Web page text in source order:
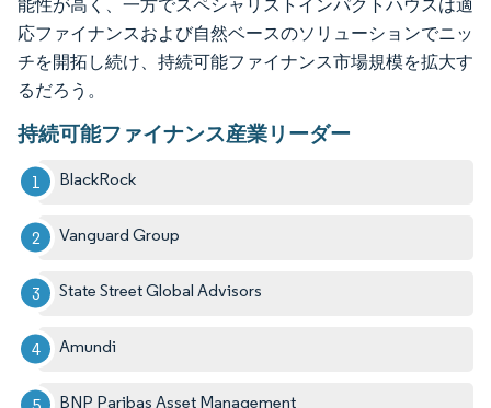
能性が高く、一方でスペシャリストインパクトハウスは適
応ファイナンスおよび自然ベースのソリューションでニッ
チを開拓し続け、持続可能ファイナンス市場規模を拡大す
るだろう。
持続可能ファイナンス産業リーダー
BlackRock
Vanguard Group
State Street Global Advisors
Amundi
BNP Paribas Asset Management